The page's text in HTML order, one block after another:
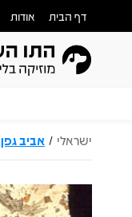
דף הבית אודות
ישראלי / אביב גפן